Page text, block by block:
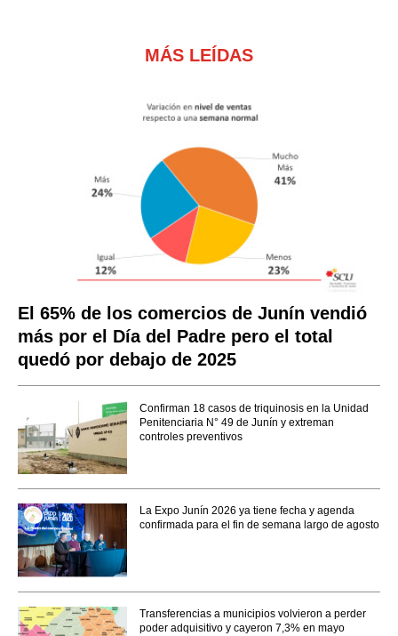
MÁS LEÍDAS
El 65% de los comercios de Junín vendió
más por el Día del Padre pero el total
quedó por debajo de 2025
Confirman 18 casos de triquinosis en la Unidad
Penitenciaria N° 49 de Junín y extreman
controles preventivos
La Expo Junín 2026 ya tiene fecha y agenda
confirmada para el fin de semana largo de agosto
Transferencias a municipios volvieron a perder
poder adquisitivo y cayeron 7,3% en mayo